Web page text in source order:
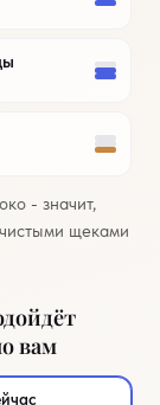
- значит,
щеками
вам